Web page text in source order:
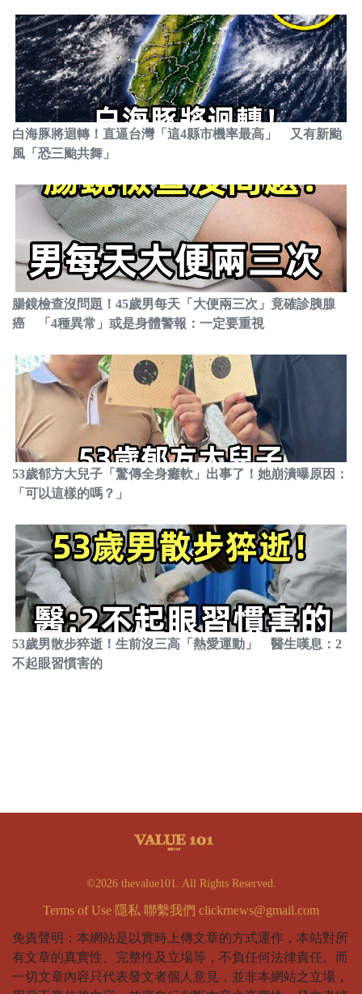
白海豚將迴轉！直逼台灣「這4縣市機率最高」 又有新颱
風「恐三颱共舞」
腸鏡檢查沒問題！45歲男每天「大便兩三次」竟確診胰腺
癌 「4種異常」或是身體警報：一定要重視
53歲郁方大兒子「驚傳全身癱軟」出事了！她崩潰曝原因：
「可以這樣的嗎？」
53歲男散步猝逝！生前沒三高「熱愛運動」 醫生嘆息：2
不起眼習慣害的
©2026 thevalue101. All Rights Reserved.
Terms of Use 隱私 聯繫我們 clickrnews@gmail.com
免責聲明：本網站是以實時上傳文章的方式運作，本站對所
有文章的真實性、完整性及立場等，不負任何法律責任。而
一切文章內容只代表發文者個人意見，並非本網站之立場，